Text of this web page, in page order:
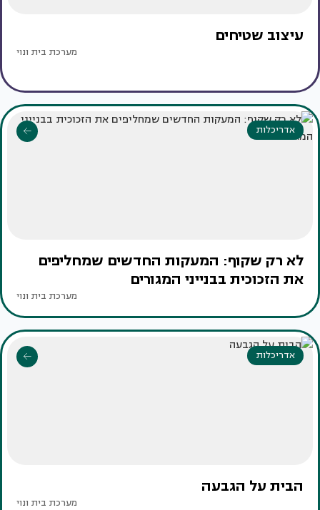
עיצוב שטיחים
מערכת בית ונוי
אדריכלות
לא רק שקוף: המעקות החדשים שמחליפים
את הזכוכית בבנייני המגורים
מערכת בית ונוי
אדריכלות
הבית על הגבעה
מערכת בית ונוי